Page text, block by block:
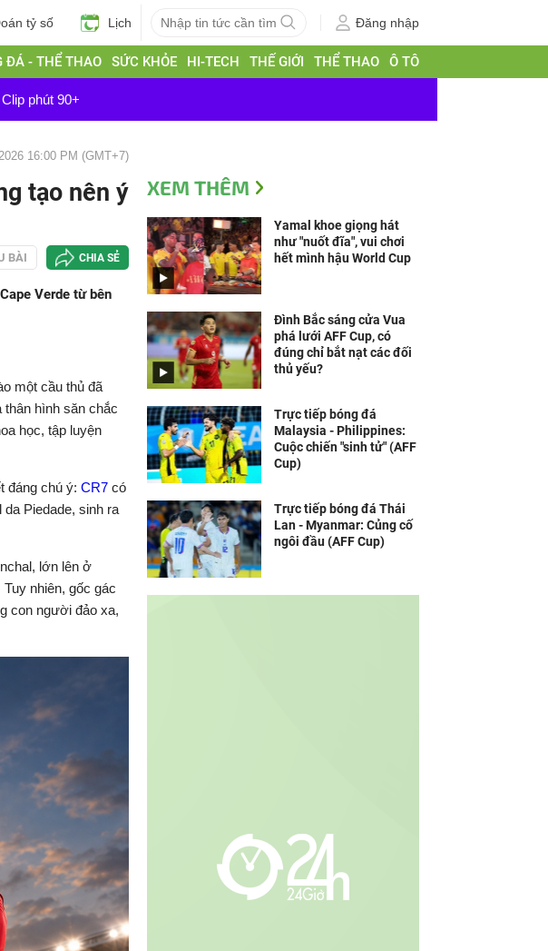
tỷ số Lịch Đăng nhập
ĐÁ - THỂ THAO SỨC KHỎE HI-TECH THẾ GIỚI THỂ THAO Ô TÔ
Clip phút 90+
16:00 PM (GMT+7)
tạo nên ý
BÀI CHIA SẺ
Verde từ bên
một cầu thủ đã
hình săn chắc
học, tập luyện
đáng chú ý: CR7 có
Piedade, sinh ra
lớn lên ở
nhiên, gốc gác
con người đảo xa,
XEM THÊM
Yamal khoe giọng hát
như "nuốt đĩa", vui chơi
hết mình hậu World Cup
Đình Bắc sáng cửa Vua
phá lưới AFF Cup, có
đúng chỉ bắt nạt các đối
thủ yếu?
Trực tiếp bóng đá
Malaysia - Philippines:
Cuộc chiến "sinh tử" (AFF
Cup)
Trực tiếp bóng đá Thái
Lan - Myanmar: Củng cố
ngôi đầu (AFF Cup)